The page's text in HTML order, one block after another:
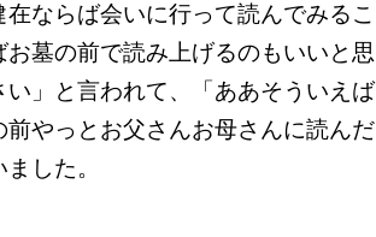
ならば会いに行って読んでみる
お墓の前で読み上げるのもいいと
」と言われて、「ああそういえ
前やっとお父さんお母さんに読ん
した。